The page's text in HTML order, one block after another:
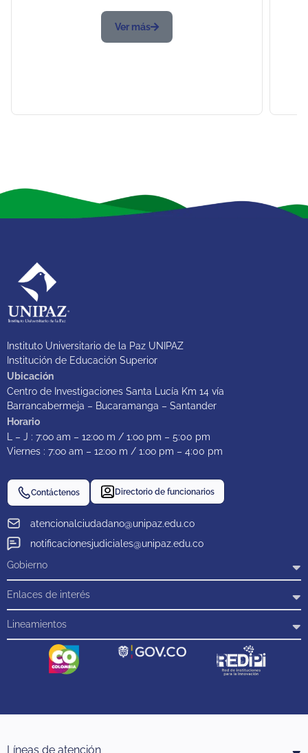
Ver más
Instituto Universitario de la Paz UNIPAZ
Institución de Educación Superior
Ubicación
Centro de Investigaciones Santa Lucía Km 14 vía
Barrancabermeja – Bucaramanga – Santander
Horario
L – J : 7:oo am – 12:oo m / 1:oo pm – 5:00 pm
Viernes : 7:oo am – 12:oo m / 1:oo pm – 4:00 pm
atencionalciudadano@unipaz.edu.co
notificacionesjudiciales@unipaz.edu.co
Contáctenos Directorio de funcionarios
Gobierno
Enlaces de interés
Lineamientos
Líneas de atención